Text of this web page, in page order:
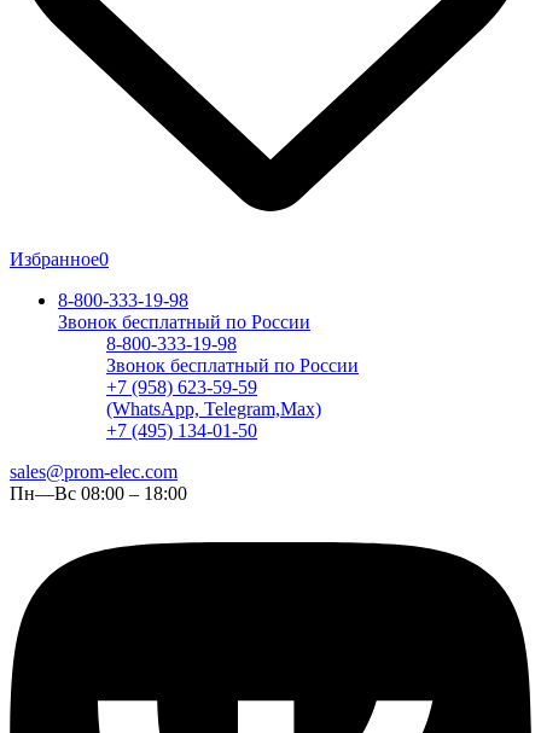
Избранное0
8-800-333-19-98
Звонок бесплатный по России
8-800-333-19-98
Звонок бесплатный по России
+7 (958) 623-59-59
(WhatsApp, Telegram,Max)
+7 (495) 134-01-50
sales@prom-elec.com
Пн—Вс 08:00 – 18:00